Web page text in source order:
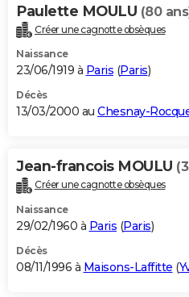
Paulette MOULU (80
Créer une cagnotte obsèques
Naissance
23/06/1919 à Paris (Paris)
Décès
13/03/2000 au Chesnay-
Jean-francois MOULU
Créer une cagnotte obsèques
Naissance
29/02/1960 à Paris (Paris)
Décès
08/11/1996 à Maisons-Laffitte (